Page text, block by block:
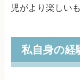
児がより楽しい
私自身の経